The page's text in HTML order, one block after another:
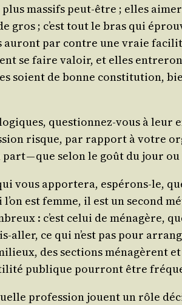
mas­sifs peut-être ; elles
gros ; c’est tout le bras qui
auront par contre une vraie
se faire valoir, et elles
soient de bonne consti­tu­tion,
ques­tion­nez-vous à
risque, par rap­port à votre
— que selon le goût du jour
vous appor­te­ra, espé­rons-le,
est femme, il est un second
: c’est celui de ména­gère,
aller, ce qui n’est pas pour
des sec­tions ména­gèrent
publique pour­ront être
pro­fes­sion jouent un rôle